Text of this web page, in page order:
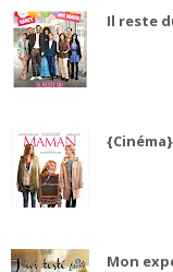
Il reste
Mon